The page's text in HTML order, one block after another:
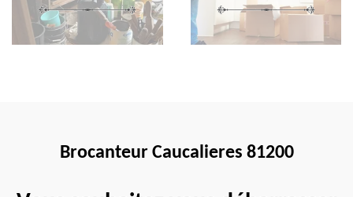
Brocanteur Caucalieres 81200